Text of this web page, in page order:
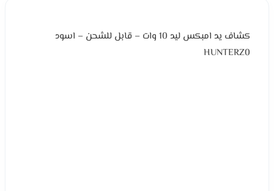
كشاف يد امبكس ليد 10 وات – قابل للشحن – اسود
HUNTERZ0